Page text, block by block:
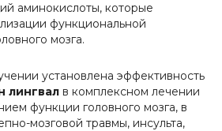
аминокислоты, которые
функциональной
мозга.
установлена эффективность
лингвал в комплексном лечении
функции головного мозга, в
мозговой травмы, инсульта,